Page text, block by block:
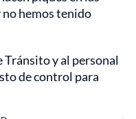
no hemos tenido
Tránsito y al personal
de control para